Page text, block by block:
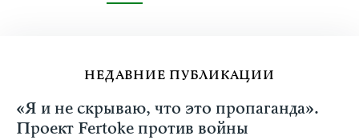
НЕДАВНИЕ ПУБЛИКАЦИИ
«Я и не скрываю, что это пропаганда».
Проект Fertoke против войны